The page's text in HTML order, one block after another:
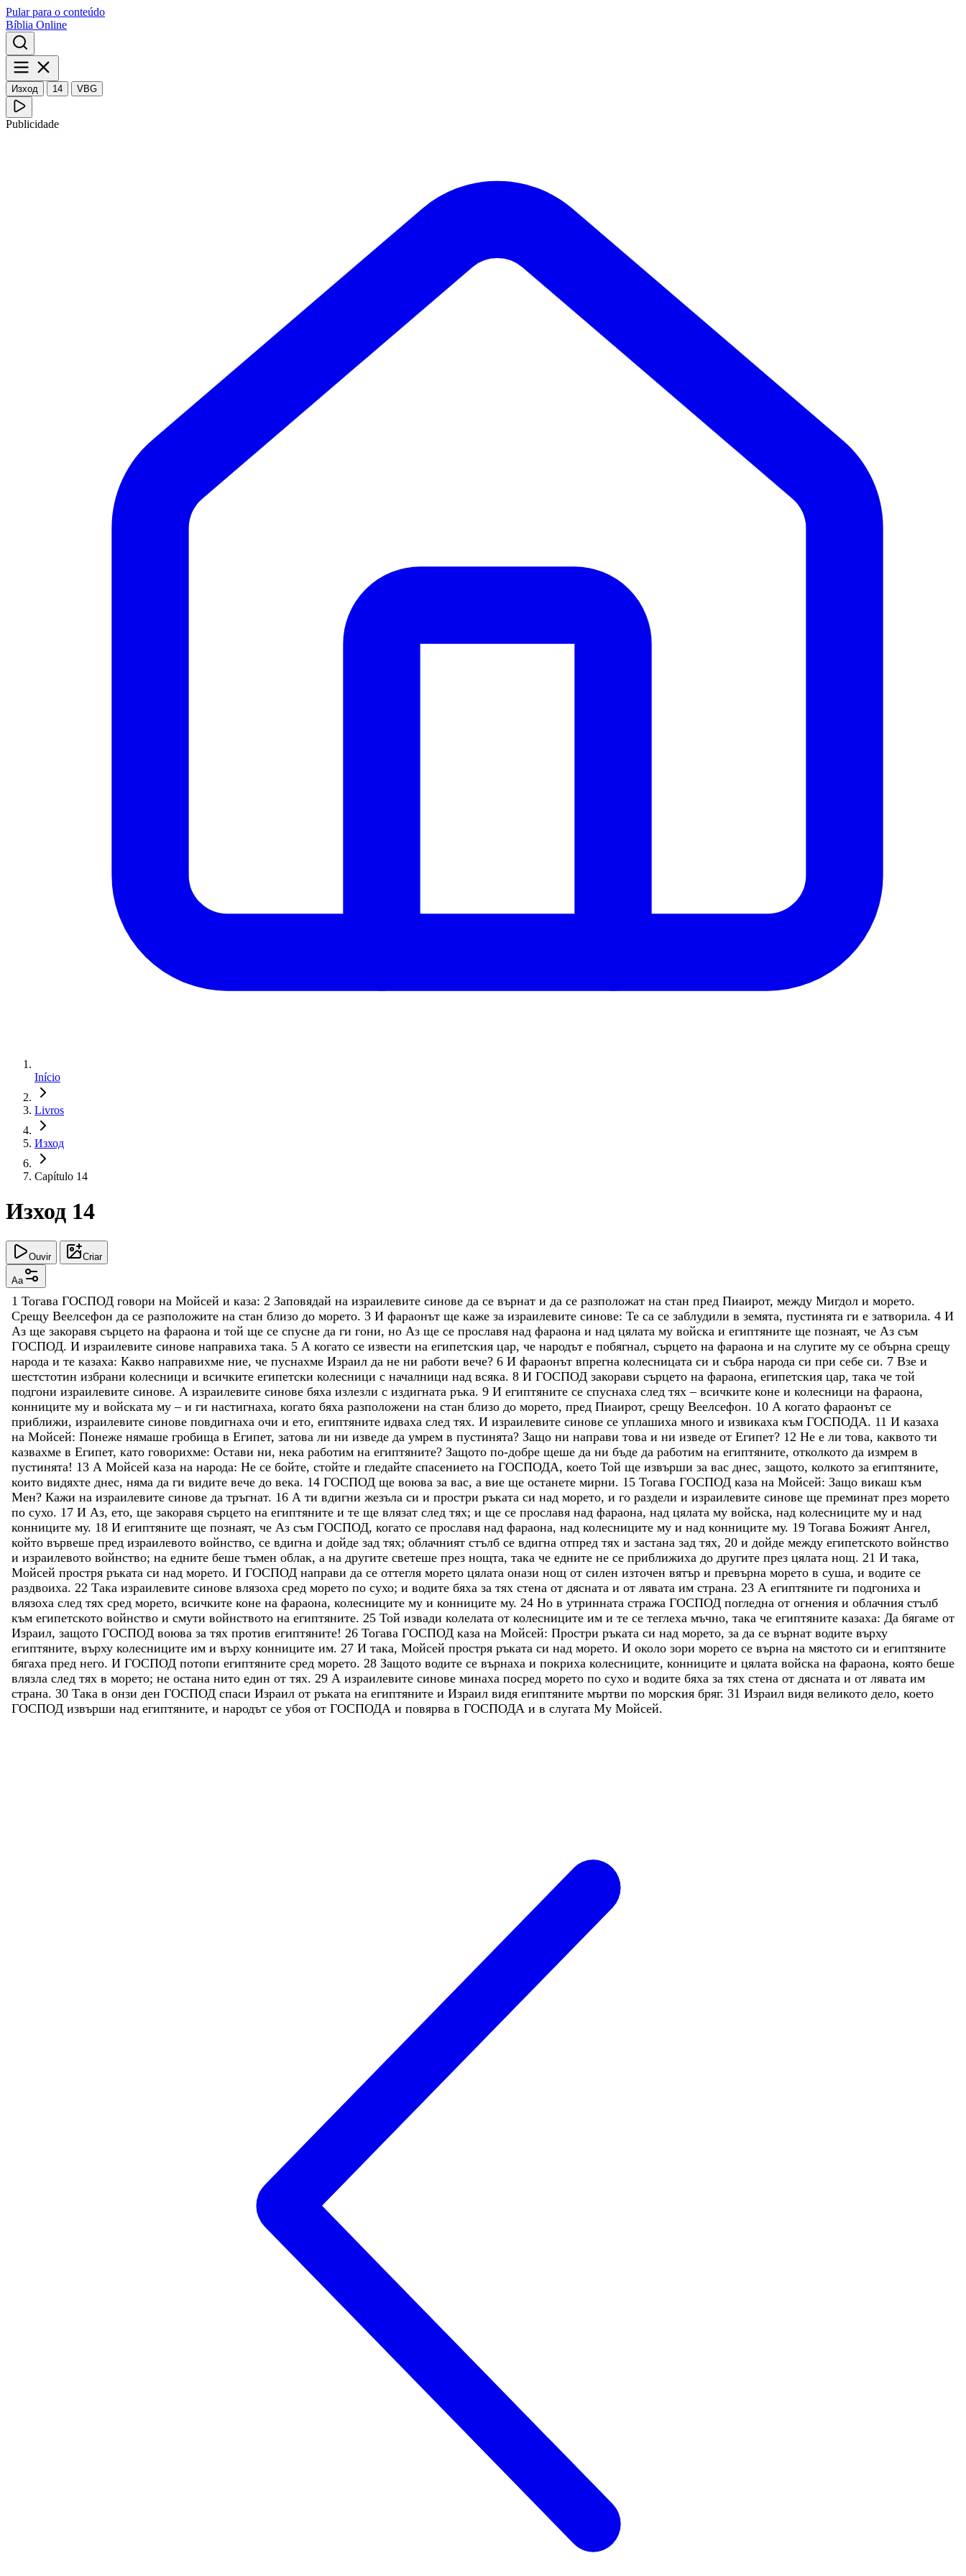
Pular para o conteúdo
Bíblia Online
Изход 14 VBG
Publicidade
Início
Livros
Изход
Capítulo 14
Изход 14
Ouvir Criar
Aa
1 Тогава ГОСПОД говори на Мойсей и каза: 2 Заповядай на израилевите синове да се върнат и да се разположат на стан пред Пиаирот, между Мигдол и морето.
Срещу Веелсефон да се разположите на стан близо до морето. 3 И фараонът ще каже за израилевите синове: Те са се заблудили в земята, пустинята ги е затворила. 4 И
Аз ще закоравя сърцето на фараона и той ще се спусне да ги гони, но Аз ще се прославя над фараона и над цялата му войска и египтяните ще познаят, че Аз съм
ГОСПОД. И израилевите синове направиха така. 5 А когато се извести на египетския цар, че народът е побягнал, сърцето на фараона и на слугите му се обърна срещу
народа и те казаха: Какво направихме ние, че пуснахме Израил да не ни работи вече? 6 И фараонът впрегна колесницата си и събра народа си при себе си. 7 Взе и
шестстотин избрани колесници и всичките египетски колесници с началници над всяка. 8 И ГОСПОД закорави сърцето на фараона, египетския цар, така че той
подгони израилевите синове. А израилевите синове бяха излезли с издигната ръка. 9 И египтяните се спуснаха след тях– всичките коне и колесници на фараона,
конниците му и войската му– и ги настигнаха, когато бяха разположени на стан близо до морето, пред Пиаирот, срещу Веелсефон. 10 А когато фараонът се
приближи, израилевите синове повдигнаха очи и ето, египтяните идваха след тях. И израилевите синове се уплашиха много и извикаха към ГОСПОДА. 11 И казаха
на Мойсей: Понеже нямаше гробища в Египет, затова ли ни изведе да умрем в пустинята? Защо ни направи това и ни изведе от Египет? 12 Не е ли това, каквото ти
казвахме в Египет, като говорихме: Остави ни, нека работим на египтяните? Защото по-добре щеше да ни бъде да работим на египтяните, отколкото да измрем в
пустинята! 13 А Мойсей каза на народа: Не се бойте, стойте и гледайте спасението на ГОСПОДА, което Той ще извърши за вас днес, защото, колкото за египтяните,
които видяхте днес, няма да ги видите вече до века. 14 ГОСПОД ще воюва за вас, а вие ще останете мирни. 15 Тогава ГОСПОД каза на Мойсей: Защо викаш към
Мен? Кажи на израилевите синове да тръгнат. 16 А ти вдигни жезъла си и простри ръката си над морето, и го раздели и израилевите синове ще преминат през морето
по сухо. 17 И Аз, ето, ще закоравя сърцето на египтяните и те ще влязат след тях; и ще се прославя над фараона, над цялата му войска, над колесниците му и над
конниците му. 18 И египтяните ще познаят, че Аз съм ГОСПОД, когато се прославя над фараона, над колесниците му и над конниците му. 19 Тогава Божият Ангел,
който вървеше пред израилевото войнство, се вдигна и дойде зад тях; облачният стълб се вдигна отпред тях и застана зад тях, 20 и дойде между египетското войнство
и израилевото войнство; на едните беше тъмен облак, а на другите светеше през нощта, така че едните не се приближиха до другите през цялата нощ. 21 И така,
Мойсей простря ръката си над морето. И ГОСПОД направи да се оттегля морето цялата онази нощ от силен източен вятър и превърна морето в суша, и водите се
раздвоиха. 22 Така израилевите синове влязоха сред морето по сухо; и водите бяха за тях стена от дясната и от лявата им страна. 23 А египтяните ги подгониха и
влязоха след тях сред морето, всичките коне на фараона, колесниците му и конниците му. 24 Но в утринната стража ГОСПОД погледна от огнения и облачния стълб
към египетското войнство и смути войнството на египтяните. 25 Той извади колелата от колесниците им и те се теглеха мъчно, така че египтяните казаха: Да бягаме от
Израил, защото ГОСПОД воюва за тях против египтяните! 26 Тогава ГОСПОД каза на Мойсей: Простри ръката си над морето, за да се върнат водите върху
египтяните, върху колесниците им и върху конниците им. 27 И така, Мойсей простря ръката си над морето. И около зори морето се върна на мястото си и египтяните
бягаха пред него. И ГОСПОД потопи египтяните сред морето. 28 Защото водите се върнаха и покриха колесниците, конниците и цялата войска на фараона, която беше
влязла след тях в морето; не остана нито един от тях. 29 А израилевите синове минаха посред морето по сухо и водите бяха за тях стена от дясната и от лявата им
страна. 30 Така в онзи ден ГОСПОД спаси Израил от ръката на египтяните и Израил видя египтяните мъртви по морския бряг. 31 Израил видя великото дело, което
ГОСПОД извърши над египтяните, и народът се убоя от ГОСПОДА и повярва в ГОСПОДА и в слугата Му Мойсей.